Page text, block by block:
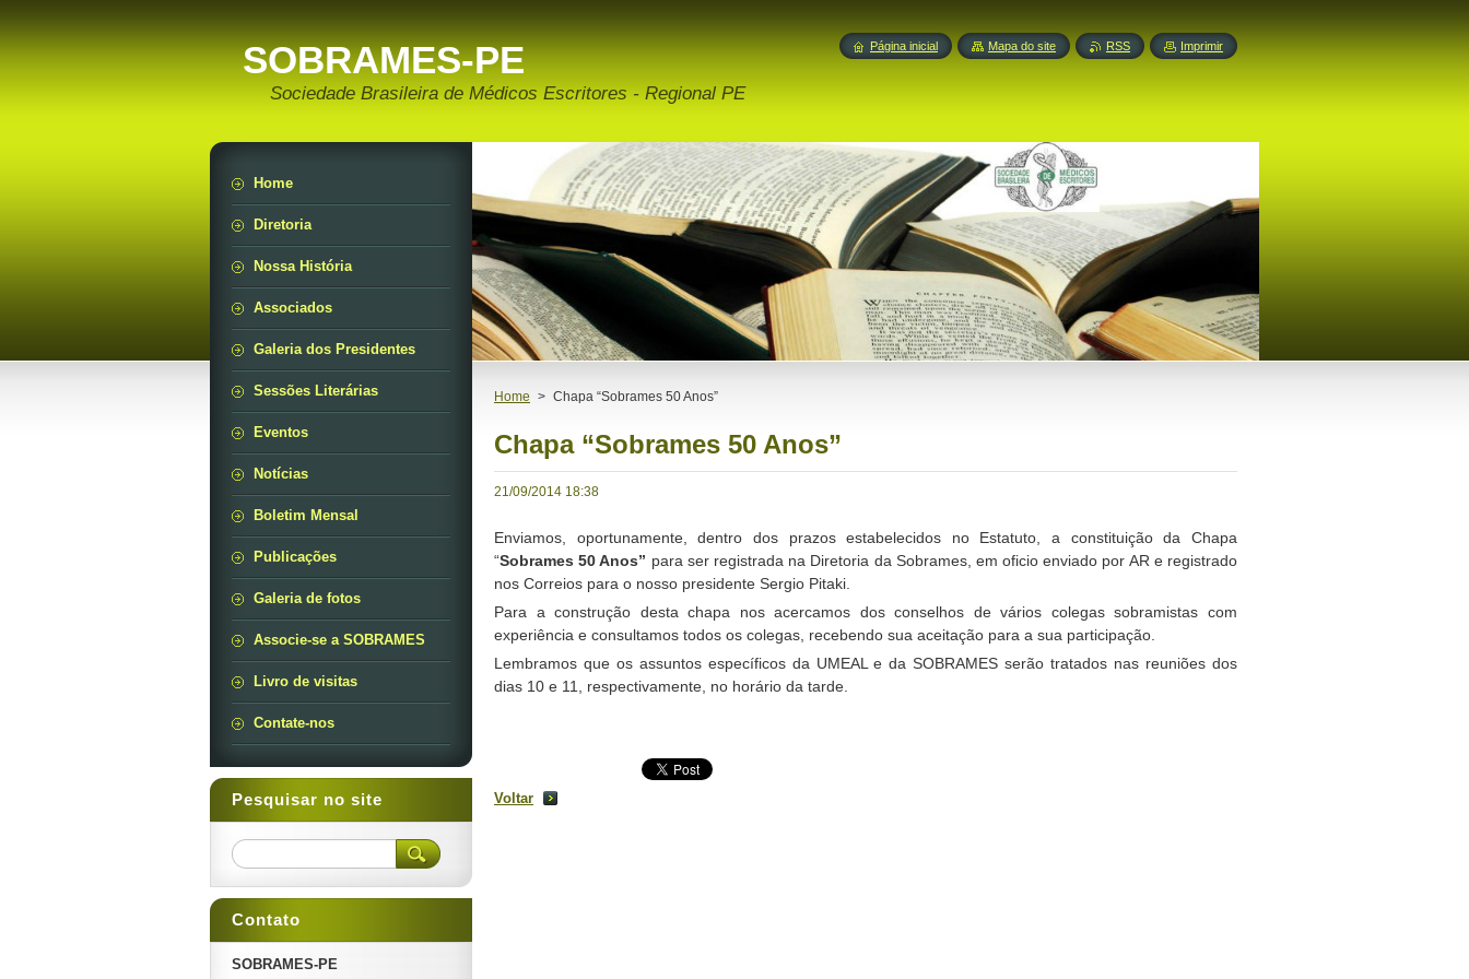
SOBRAMES-PE
Sociedade Brasileira de Médicos Escritores - Regional PE
Home > Chapa “Sobrames 50 Anos”
Chapa “Sobrames 50 Anos”
21/09/2014 18:38
Enviamos, oportunamente, dentro dos prazos estabelecidos no Estatuto, a constituição da Chapa
“Sobrames 50 Anos” para ser registrada na Diretoria da Sobrames, em oficio enviado por AR e registrado
nos Correios para o nosso presidente Sergio Pitaki.
Para a construção desta chapa nos acercamos dos conselhos de vários colegas sobramistas com
experiência e consultamos todos os colegas, recebendo sua aceitação para a sua participação.
Lembramos que os assuntos específicos da UMEAL e da SOBRAMES serão tratados nas reuniões dos
dias 10 e 11, respectivamente, no horário da tarde.
Voltar
Home
Diretoria
Nossa História
Associados
Galeria dos Presidentes
Sessões Literárias
Eventos
Notícias
Boletim Mensal
Publicações
Galeria de fotos
Associe-se a SOBRAMES
Livro de visitas
Contate-nos
Pesquisar no site
Contato
SOBRAMES-PE
Página inicial Mapa do site RSS Imprimir